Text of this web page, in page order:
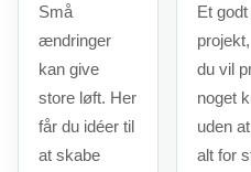
Små
ændringer
kan give
store løft. Her
får du idéer til
at skabe
Et godt
du vil
noget
uden
alt for